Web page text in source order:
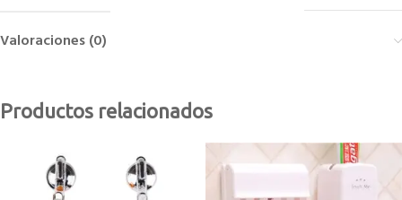
Valoraciones (0)
Productos relacionados